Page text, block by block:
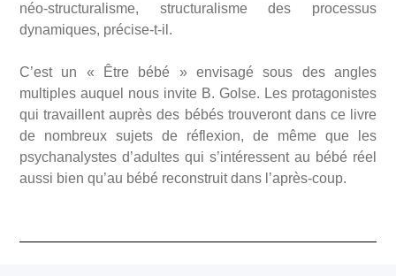
néo-structuralisme, structuralisme des processus
dynamiques, précise-t-il.
C’est un « Être bébé » envisagé sous des angles
multiples auquel nous invite B. Golse. Les protagonistes
qui travaillent auprès des bébés trouveront dans ce livre
de nombreux sujets de réflexion, de même que les
psychanalystes d’adultes qui s’intéressent au bébé réel
aussi bien qu’au bébé reconstruit dans l’après-coup.